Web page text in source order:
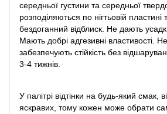
середньої густини та середньої
розподіляються по нігтьовій
бездоганний відблиск. Не дають
Мають добрі адгезивні властивості.
забезпечують стійкість без
3-4 тижнів.
У палітрі відтінки на будь-який смак,
яскравих, тому кожен може обрати